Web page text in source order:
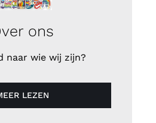
ons
naar wie wij zijn?
LEZEN